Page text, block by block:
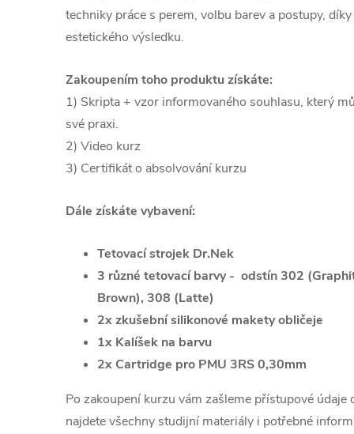
techniky práce s perem, volbu barev a postupy,
estetického výsledku.
Zakoupením toho produktuzískáte:
1) Skripta + vzor informovaného souhlasu, který
své praxi.
2) Video kurz
3) Certifikát o absolvování kurzu
Dále získáte vybavení:
Tetovací strojek Dr.Nek
3 různé tetovací barvy - odstín 302
Brown), 308 (Latte)
2x zkušební silikonové makety obličeje
1x Kalíšek na barvu
2x Cartridge pro PMU 3RS 0,30mm
Po zakoupení kurzu vám zašleme přístupové údaje
najdete všechny studijní materiály i potřebné